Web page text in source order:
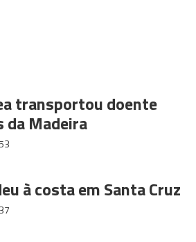
transportou doente
da Madeira
à costa em Santa Cruz